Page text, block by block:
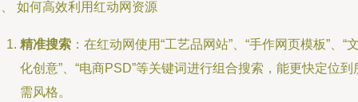
如何高效利用红动网资源
精准搜索 ：在红动网使用“工艺品网站”、“手作网页模板”、“
化创意”、“电商PSD”等关键词进行组合搜索，能更快定位到
需风格。